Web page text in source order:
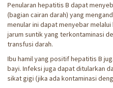
Penularan hepatitis B dapat
(bagian cairan darah) yang
menular ini dapat menyebar
jarum suntik yang terkontaminasi
transfusi darah.
Ibu hamil yang positif hepatitis B
bayi. Infeksi juga dapat ditularkan
sikat gigi (jika ada kontaminasi